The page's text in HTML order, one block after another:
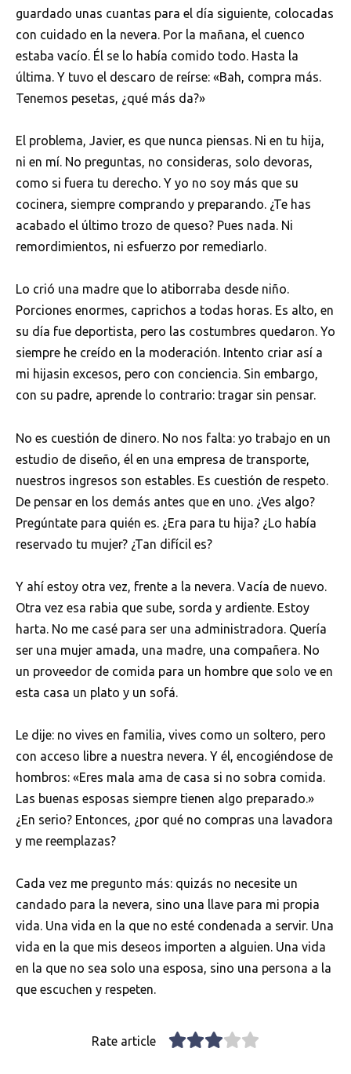
guardado unas cuantas para el día siguiente, colocadas
con cuidado en la nevera. Por la mañana, el cuenco
estaba vacío. Él se lo había comido todo. Hasta la
última. Y tuvo el descaro de reírse: «Bah, compra más.
Tenemos pesetas, ¿qué más da?»
El problema, Javier, es que nunca piensas. Ni en tu hija,
ni en mí. No preguntas, no consideras, solo devoras,
como si fuera tu derecho. Y yo no soy más que su
cocinera, siempre comprando y preparando. ¿Te has
acabado el último trozo de queso? Pues nada. Ni
remordimientos, ni esfuerzo por remediarlo.
Lo crió una madre que lo atiborraba desde niño.
Porciones enormes, caprichos a todas horas. Es alto, en
su día fue deportista, pero las costumbres quedaron. Yo
siempre he creído en la moderación. Intento criar así a
mi hijasin excesos, pero con conciencia. Sin embargo,
con su padre, aprende lo contrario: tragar sin pensar.
No es cuestión de dinero. No nos falta: yo trabajo en un
estudio de diseño, él en una empresa de transporte,
nuestros ingresos son estables. Es cuestión de respeto.
De pensar en los demás antes que en uno. ¿Ves algo?
Pregúntate para quién es. ¿Era para tu hija? ¿Lo había
reservado tu mujer? ¿Tan difícil es?
Y ahí estoy otra vez, frente a la nevera. Vacía de nuevo.
Otra vez esa rabia que sube, sorda y ardiente. Estoy
harta. No me casé para ser una administradora. Quería
ser una mujer amada, una madre, una compañera. No
un proveedor de comida para un hombre que solo ve en
esta casa un plato y un sofá.
Le dije: no vives en familia, vives como un soltero, pero
con acceso libre a nuestra nevera. Y él, encogiéndose de
hombros: «Eres mala ama de casa si no sobra comida.
Las buenas esposas siempre tienen algo preparado.»
¿En serio? Entonces, ¿por qué no compras una lavadora
y me reemplazas?
Cada vez me pregunto más: quizás no necesite un
candado para la nevera, sino una llave para mi propia
vida. Una vida en la que no esté condenada a servir. Una
vida en la que mis deseos importen a alguien. Una vida
en la que no sea solo una esposa, sino una persona a la
que escuchen y respeten.
Rate article